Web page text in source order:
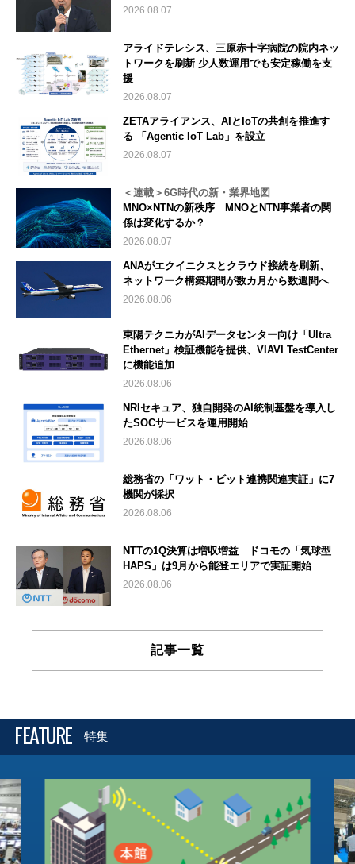
2026.08.07
アライドテレシス、三原赤十字病院の院内ネッ
トワークを刷新 少人数運用でも安定稼働を支
援
2026.08.07
ZETAアライアンス、AIとIoTの共創を推進す
る 「Agentic IoT Lab」を設立
2026.08.07
＜連載＞6G時代の新・業界地図
MNO×NTNの新秩序 MNOとNTN事業者の関
係は変化するか？
2026.08.07
ANAがエクイニクスとクラウド接続を刷新、
ネットワーク構築期間が数カ月から数週間へ
2026.08.06
東陽テクニカがAIデータセンター向け「Ultra
Ethernet」検証機能を提供、VIAVI TestCenter
に機能追加
2026.08.06
NRIセキュア、独自開発のAI統制基盤を導入し
たSOCサービスを運用開始
2026.08.06
総務省の「ワット・ビット連携関連実証」に7
機関が採択
2026.08.06
NTTの1Q決算は増収増益 ドコモの「気球型
HAPS」は9月から能登エリアで実証開始
2026.08.06
記事一覧
FEATURE 特集